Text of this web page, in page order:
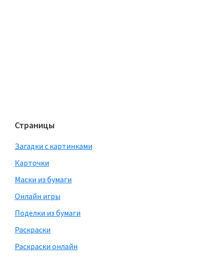
Страницы
Загадки с картинками
Карточки
Маски из бумаги
Онлайн игры
Поделки из бумаги
Раскраски
Раскраски онлайн